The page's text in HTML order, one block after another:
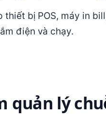
thiết bị POS, máy in
điện và chạy.
quản lý